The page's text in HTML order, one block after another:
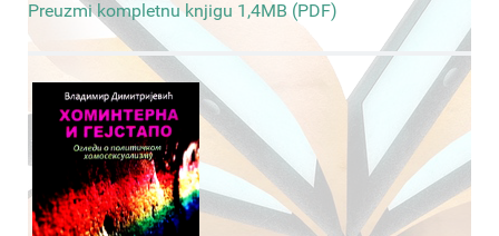
Preuzmi kompletnu knjigu 1,4MB (PDF)